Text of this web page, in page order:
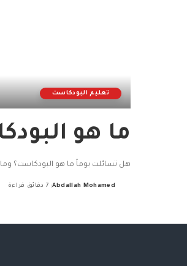
تعليم البودكاست
ما هو
هل تسائلت يوماً ما هو البودكاست؟
Abdallah Mohamed 7 دقائق قراءة